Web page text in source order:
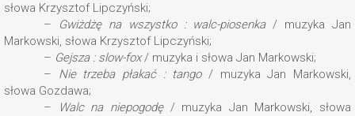
słowa Krzysztof Lipczyński;
–
Gwiżdżę na wszystko : walc-piosenka/ muzyka Jan
Markowski, słowa Krzysztof Lipczyński;
– Gejsza : slow-fox/ muzyka i słowa Jan Markowski;
– Nie trzeba płakać : tango/ muzyka Jan Markowski,
słowa Gozdawa;
–
Walc na niepogodę/ muzyka Jan Markowski, słowa